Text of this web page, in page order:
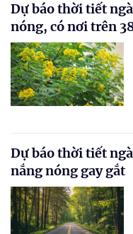
Dự báo thời tiết
nóng, có nơi trên
Dự báo thời tiết
nắng nóng gay gắt